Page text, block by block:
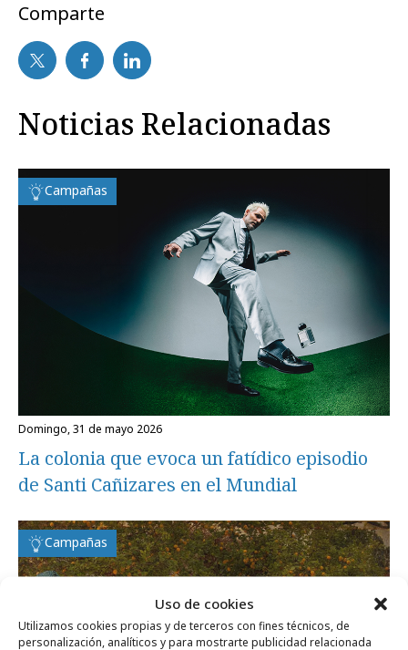
Uso de cookies
Utilizamos cookies propias y de terceros con fines técnicos, de
personalización, analíticos y para mostrarte publicidad relacionada
Comparte
Noticias Relacionadas
Campañas
domingo, 31 de mayo 2026
La colonia que evoca un fatídico episodio
de Santi Cañizares en el Mundial
Campañas